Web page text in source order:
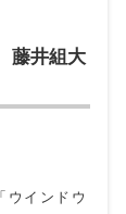
藤井組大
ウインドウ